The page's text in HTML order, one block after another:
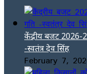
केंद्रीय बजट 2026-
-स्वतंत्र देव सिंह
February 7,